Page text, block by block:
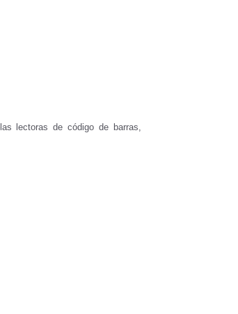
lectoras de código de barras,